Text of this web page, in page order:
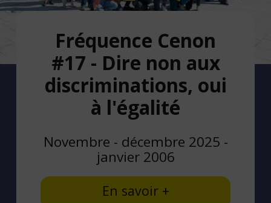
Fréquence Cenon
#17 - Dire non aux
discriminations, oui
à l'égalité
Novembre - décembre 2025 -
janvier 2006
En savoir +